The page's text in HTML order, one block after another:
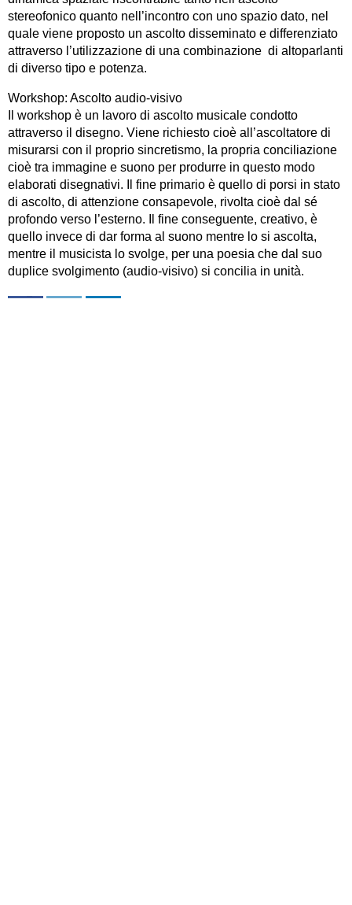
stereofonico quanto nell’incontro con uno spazio dato, nel
quale viene proposto un ascolto disseminato e differenziato
attraverso l’utilizzazione di una combinazione di altoparlanti
di diverso tipo e potenza.
Workshop: Ascolto audio-visivo
Il workshop è un lavoro di ascolto musicale condotto
attraverso il disegno. Viene richiesto cioè all’ascoltatore di
misurarsi con il proprio sincretismo, la propria conciliazione
cioè tra immagine e suono per produrre in questo modo
elaborati disegnativi. Il fine primario è quello di porsi in stato
di ascolto, di attenzione consapevole, rivolta cioè dal sé
profondo verso l’esterno. Il fine conseguente, creativo, è
quello invece di dar forma al suono mentre lo si ascolta,
mentre il musicista lo svolge, per una poesia che dal suo
duplice svolgimento (audio-visivo) si concilia in unità.